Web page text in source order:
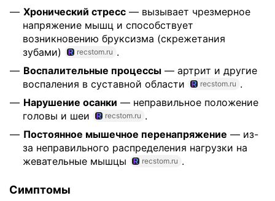
Хронический стресс — вызывает чрезмерное
напряжение мышц и способствует
возникновению бруксизма (скрежетания
зубами)
recstom.ru .
Воспалительные процессы — артрит и другие
воспаления в суставной области
recstom.ru .
Нарушение осанки — неправильное положение
головы и шеи
recstom.ru .
Постоянное мышечное перенапряжение — из-
за неправильного распределения нагрузки на
жевательные мышцы
recstom.ru .
Симптомы